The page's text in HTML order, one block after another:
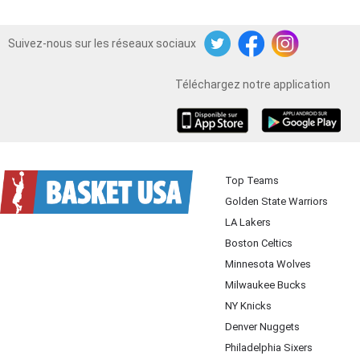
Suivez-nous sur les réseaux sociaux
TwitterFacebookInstagram
Téléchargez notre application
Top Teams
Golden State Warriors
LA Lakers
Boston Celtics
Minnesota Wolves
Milwaukee Bucks
NY Knicks
Denver Nuggets
Philadelphia Sixers